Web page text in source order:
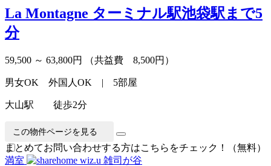
La Montagne ターミナル駅池袋駅まで5
分
59,500 ～ 63,800円 （共益費 8,500円）
男女OK 外国人OK | 5部屋
大山駅 徒歩2分
この物件ページを見る
まとめてお問い合わせする方はこちらをチェック！（無料）
満室